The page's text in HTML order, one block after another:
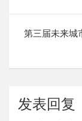
第三届未来城
发表回复